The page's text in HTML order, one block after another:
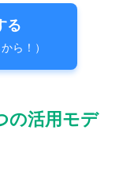
る
ら！）
の活用モデ